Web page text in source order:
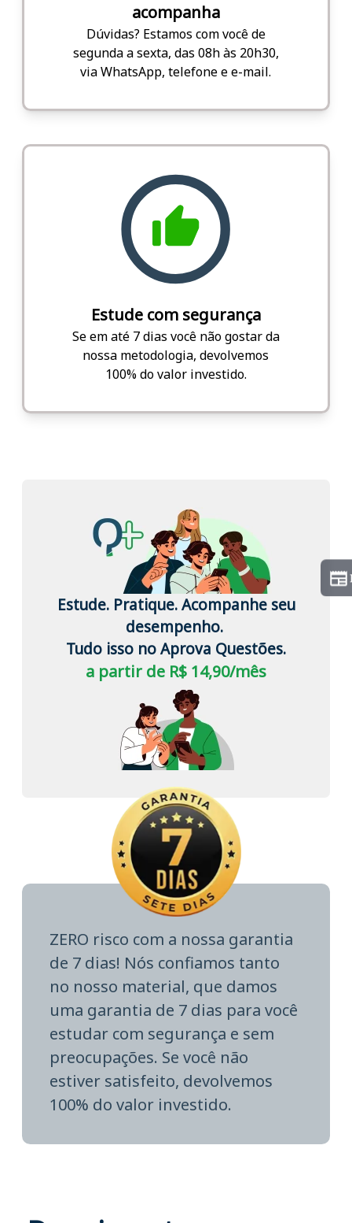
acompanha
Dúvidas? Estamos com você de
segunda a sexta, das 08h às 20h30,
via WhatsApp, telefone e e-mail.
Estude com segurança
Se em até 7 dias você não gostar da
nossa metodologia, devolvemos
100% do valor investido.
Estude. Pratique. Acompanhe seu
desempenho.
Tudo isso no Aprova Questões.
a partir de R$ 14,90/mês
ZERO risco com a nossa garantia
de 7 dias! Nós confiamos tanto
no nosso material, que damos
uma garantia de 7 dias para você
estudar com segurança e sem
preocupações. Se você não
estiver satisfeito, devolvemos
100% do valor investido.